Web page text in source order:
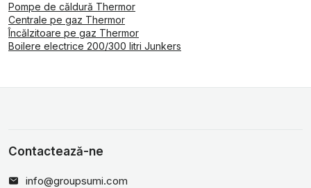
Pompe de căldură Thermor
Centrale pe gaz Thermor
Încălzitoare pe gaz Thermor
Boilere electrice 200/300 litri Junkers
Contactează-ne
info@groupsumi.com